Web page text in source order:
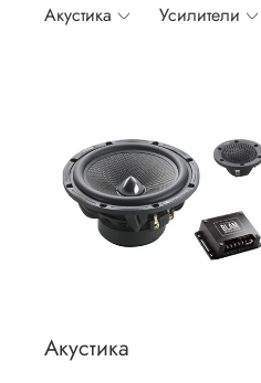
Акустика Усилители
Акустика